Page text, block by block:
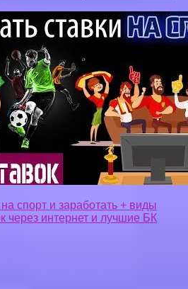
на спорт и заработать + виды
через интернет и лучшие БК